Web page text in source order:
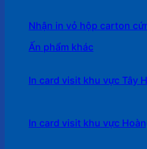
Nhận in vỏ hộp carton
Ấn phẩm khác
In card visit khu vực Tây
In card visit khu vực